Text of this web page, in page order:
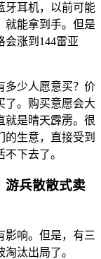
牙耳机，以前可能
就能拿到手。但是
会涨到144雷亚
多少人愿意买？价
了。购买意愿会大
就是晴天霹雳。很
生意，直接受到
下去了。
游兵散散式卖
影响。但是，有三
汰出局了。